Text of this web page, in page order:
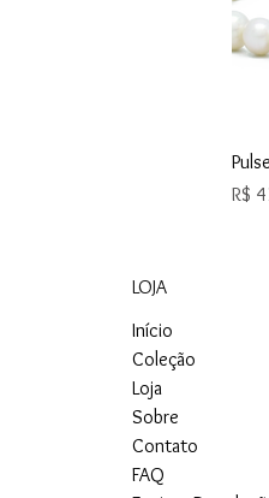
R$
LOJA
Início
Coleção
Loja
Sobre
Contato
FAQ